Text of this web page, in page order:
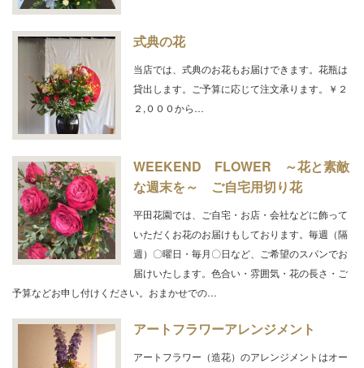
式典の花
当店では、式典のお花もお届けできます。花瓶は
貸出します。ご予算に応じて注文承ります。￥２
２,０００から…
WEEKEND FLOWER ～花と素敵
な週末を～ ご自宅用切り花
平田花園では、ご自宅・お店・会社などに飾って
いただくお花のお届けもしております。毎週（隔
週）〇曜日・毎月〇日など、ご希望のスパンでお
届けいたします。色合い・雰囲気・花の長さ・ご
予算などお申し付けください。おまかせでの…
アートフラワーアレンジメント
アートフラワー（造花）のアレンジメントはオー